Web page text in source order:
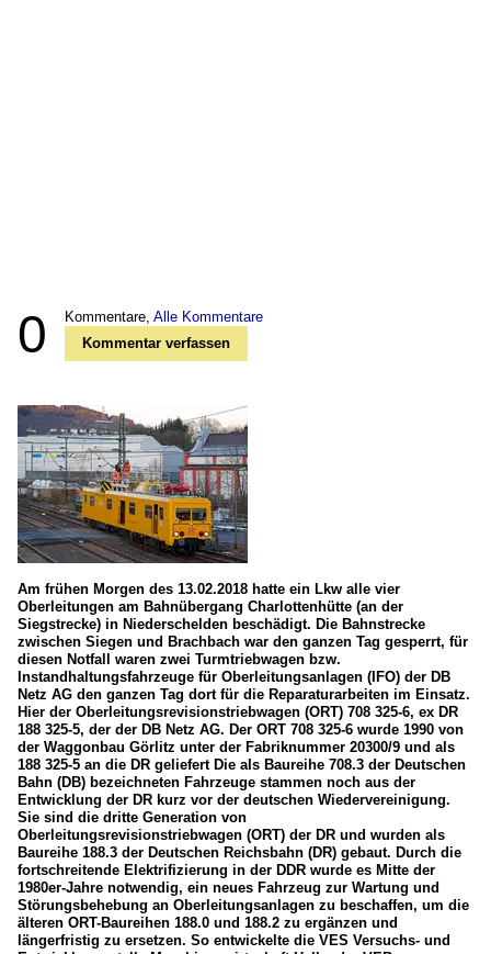
0 Kommentare, Alle Kommentare
Kommentar verfassen
Am frühen Morgen des 13.02.2018 hatte ein Lkw alle vier
Oberleitungen am Bahnübergang Charlottenhütte (an der
Siegstrecke) in Niederschelden beschädigt. Die Bahnstrecke
zwischen Siegen und Brachbach war den ganzen Tag gesperrt, für
diesen Notfall waren zwei Turmtriebwagen bzw.
Instandhaltungsfahrzeuge für Oberleitungsanlagen (IFO) der DB
Netz AG den ganzen Tag dort für die Reparaturarbeiten im Einsatz.
Hier der Oberleitungsrevisionstriebwagen (ORT) 708 325-6, ex DR
188 325-5, der der DB Netz AG. Der ORT 708 325-6 wurde 1990 von
der Waggonbau Görlitz unter der Fabriknummer 20300/9 und als
188 325-5 an die DR geliefert Die als Baureihe 708.3 der Deutschen
Bahn (DB) bezeichneten Fahrzeuge stammen noch aus der
Entwicklung der DR kurz vor der deutschen Wiedervereinigung.
Sie sind die dritte Generation von
Oberleitungsrevisionstriebwagen (ORT) der DR und wurden als
Baureihe 188.3 der Deutschen Reichsbahn (DR) gebaut. Durch die
fortschreitende Elektrifizierung in der DDR wurde es Mitte der
1980er-Jahre notwendig, ein neues Fahrzeug zur Wartung und
Störungsbehebung an Oberleitungsanlagen zu beschaffen, um die
älteren ORT-Baureihen 188.0 und 188.2 zu ergänzen und
längerfristig zu ersetzen. So entwickelte die VES Versuchs- und